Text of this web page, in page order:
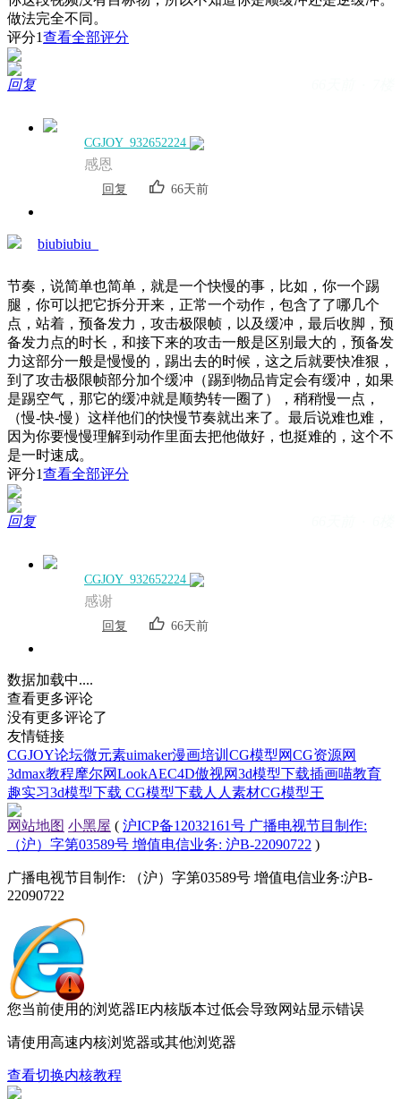
做法完全不同。
评分1查看全部评分
回复
CGJOY_932652224
感恩
回复 66天前
biubiubiu_
节奏，说简单也简单，就是一个快慢的事，比如，你一个踢
腿，你可以把它拆分开来，正常一个动作，包含了了哪几个
点，站着，预备发力，攻击极限帧，以及缓冲，最后收脚，预
备发力点的时长，和接下来的攻击一般是区别最大的，预备发
力这部分一般是慢慢的，踢出去的时候，这之后就要快准狠，
到了攻击极限帧部分加个缓冲（踢到物品肯定会有缓冲，如果
是踢空气，那它的缓冲就是顺势转一圈了），稍稍慢一点，
（慢-快-慢）这样他们的快慢节奏就出来了。最后说难也难，
因为你要慢慢理解到动作里面去把他做好，也挺难的，这个不
是一时速成。
评分1查看全部评分
回复
CGJOY_932652224
感谢
回复 66天前
数据加载中....
查看更多评论
没有更多评论了
友情链接
CGJOY论坛微元素uimaker漫画培训 CG模型网CG资源网
3dmax教程摩尔网LookAEC4D傲视网3d模型下载插画喵教育
趣实习3d模型下载 CG模型下载 人人素材CG模型王
网站地图 小黑屋 ( 沪ICP备12032161号 广播电视节目制作:
（沪）字第03589号 增值电信业务: 沪B-22090722 )
广播电视节目制作: （沪）字第03589号 增值电信业务:沪B-
22090722
您当前使用的浏览器IE内核版本过低会导致网站显示错误
请使用高速内核浏览器或其他浏览器
查看切换内核教程